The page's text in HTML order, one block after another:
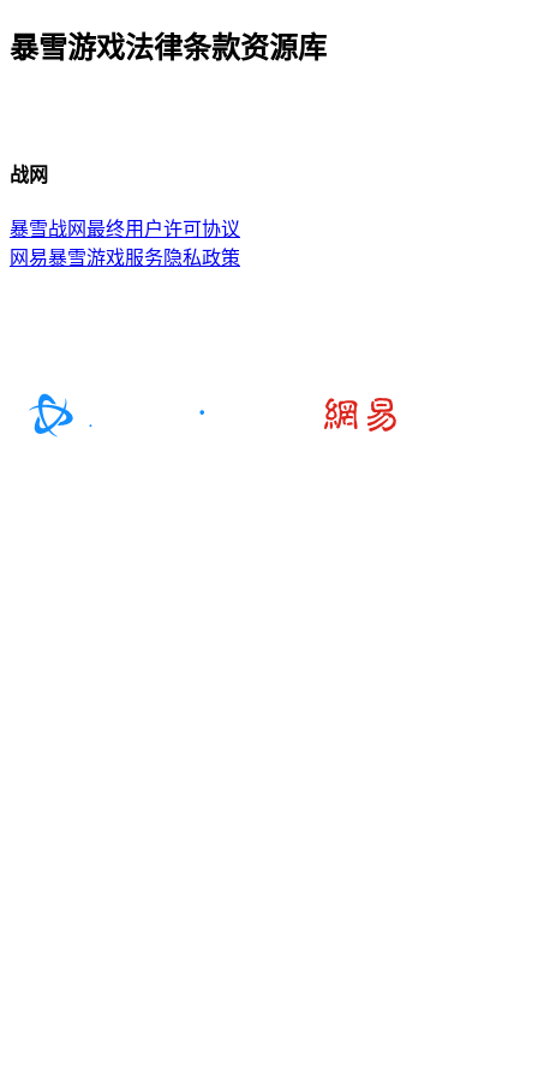
暴雪游戏法律条款资源库
战网
暴雪战网最终用户许可协议
网易暴雪游戏服务隐私政策